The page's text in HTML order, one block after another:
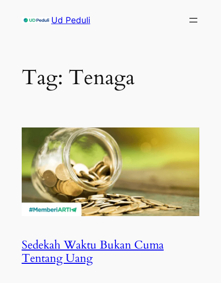
Ud Peduli
Tag: Tenaga
Sedekah Waktu Bukan Cuma
Tentang Uang